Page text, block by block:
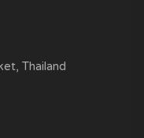
Thailand